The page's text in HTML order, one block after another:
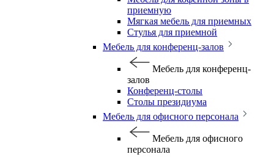
приемную
Мягкая мебель для приемных
Стулья для приемной
Мебель для конференц-залов
Мебель для конференц-
залов
Конференц-столы
Столы президиума
Мебель для офисного персонала
Мебель для офисного
персонала